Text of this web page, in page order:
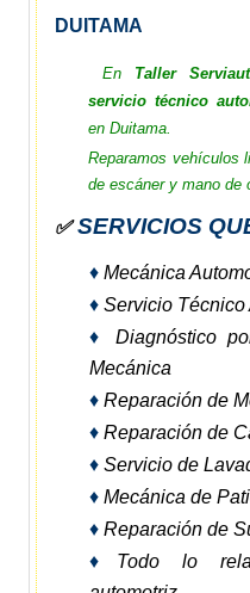
DUITAMA
En Taller
servicio técnico
en Duitama.
Reparamos vehículos
de escáner y mano de
✅SERVICIOS
♦Mecánica
♦Servicio
♦Diagnóstico
Mecánica
♦Reparación de
♦Reparación de
♦Servicio de
♦Mecánica de
♦Reparación de
♦ Todo lo